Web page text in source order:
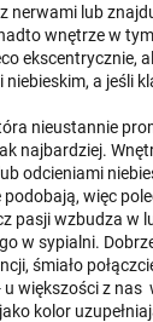
lub
wnętrze w
a jeśli
nieustannie
najbardziej.
odcieniami
więc
pasji wzbudza w
w sypialni.
śmiało
większości z
kolor